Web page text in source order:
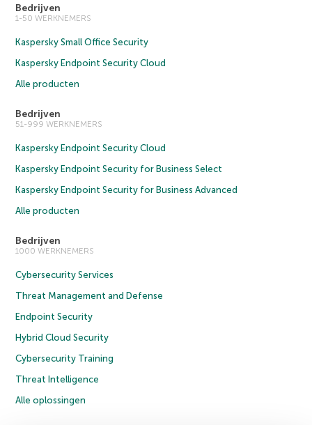
Bedrijven
1-50 WERKNEMERS
Kaspersky Small Office Security
Kaspersky Endpoint Security Cloud
Alle producten
Bedrijven
51-999 WERKNEMERS
Kaspersky Endpoint Security Cloud
Kaspersky Endpoint Security for Business Select
Kaspersky Endpoint Security for Business Advanced
Alle producten
Bedrijven
1000 WERKNEMERS
Cybersecurity Services
Threat Management and Defense
Endpoint Security
Hybrid Cloud Security
Cybersecurity Training
Threat Intelligence
Alle oplossingen